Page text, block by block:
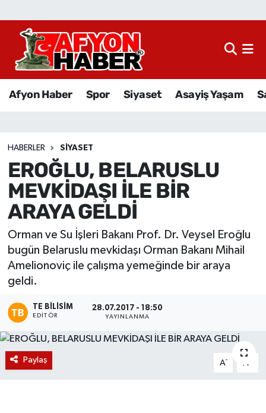
Afyon Haber Spor Siyaset Asayiş Yaşam
HABERLER SIYASET
EROĞLU, BELARUSLU
MEVKİDAŞI İLE BİR
ARAYA GELDİ
Orman ve Su İşleri Bakanı Prof. Dr. Veysel Eroğlu
bugün Belaruslu mevkidaşı Orman Bakanı Mihail
Amelionoviç ile çalışma yemeğinde bir araya
geldi.
TE BILISIM
EDITÖR
28.07.2017 - 18:50
YAYINLANMA
Paylaş A- A
Afyon Haber
Sağlık
Eğitim
Sivil Toplum
Ekonomi
Magazin
Etkinlikler